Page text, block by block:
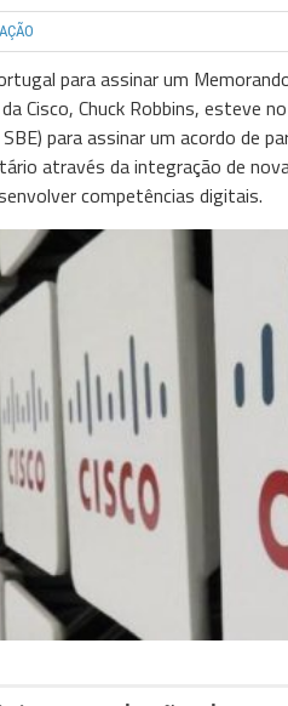
para assinar um
Cisco, Chuck Robbins, esteve
para assinar um acordo de
através da integração de
competências digitais.